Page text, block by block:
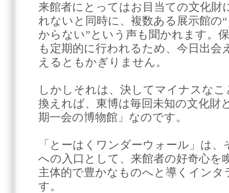
来館者にとってはお目当ての文化
れないと同時に、複数ある展示館の
からない”という声も聞かれます。
も定期的に行われるため、今日出会
えるともかぎりません。
しかしそれは、決してマイナスな
換えれば、東博は毎回未知の文化財
期一会の博物館」なのです。
「とーはくワンダーウォール」は
への入口として、来館者の好奇心を
主体的で豊かなものへと導くイン
す。